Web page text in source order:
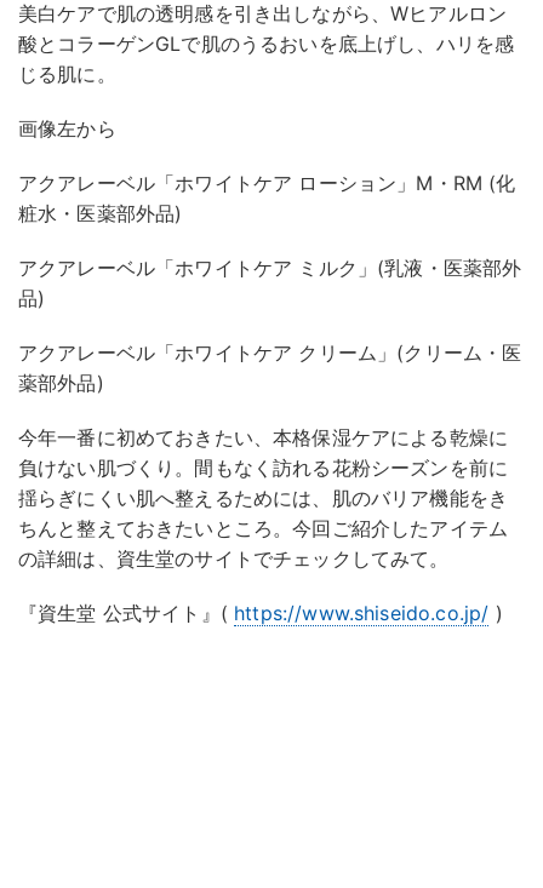
美白ケアで肌の透明感を引き出しながら、Wヒアルロン
酸とコラーゲンGLで肌のうるおいを底上げし、ハリを感
じる肌に。
画像左から
アクアレーベル「ホワイトケア ローション」M・RM (化
粧水・医薬部外品)
アクアレーベル「ホワイトケア ミルク」(乳液・医薬部外
品)
アクアレーベル「ホワイトケア クリーム」(クリーム・医
薬部外品)
今年一番に初めておきたい、本格保湿ケアによる乾燥に
負けない肌づくり。間もなく訪れる花粉シーズンを前に
揺らぎにくい肌へ整えるためには、肌のバリア機能をき
ちんと整えておきたいところ。今回ご紹介したアイテム
の詳細は、資生堂のサイトでチェックしてみて。
『資生堂 公式サイト』( https://www.shiseido.co.jp/ )